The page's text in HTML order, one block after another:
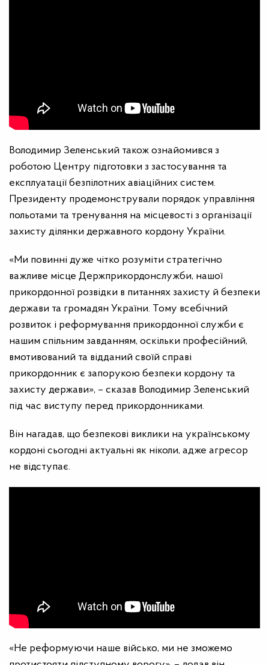
Володимир Зеленський також ознайомився з
роботою Центру підготовки з застосування та
експлуатації безпілотних авіаційних систем.
Президенту продемонстрували порядок управління
польотами та тренування на місцевості з організації
захисту ділянки державного кордону України.
«Ми повинні дуже чітко розуміти стратегічно
важливе місце Держприкордонслужби, нашої
прикордонної розвідки в питаннях захисту й безпеки
держави та громадян України. Тому всебічний
розвиток і реформування прикордонної служби є
нашим спільним завданням, оскільки професійний,
вмотивований та відданий своїй справі
прикордонник є запорукою безпеки кордону та
захисту держави», – сказав Володимир Зеленський
під час виступу перед прикордонниками.
Він нагадав, що безпекові виклики на українському
кордоні сьогодні актуальні як ніколи, адже агресор
не відступає.
«Не реформуючи наше військо, ми не зможемо